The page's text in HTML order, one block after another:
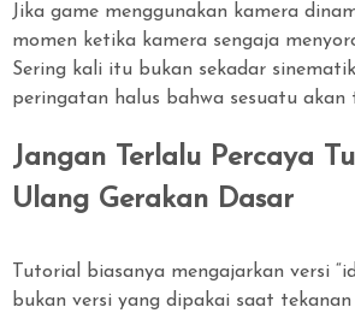
Jika game menggunakan kamera
momen ketika kamera sengaja
Sering kali itu bukan sekadar
peringatan halus bahwa sesuatu akan
Jangan Terlalu Percaya
Ulang Gerakan Dasar
Tutorial biasanya mengajarkan versi
bukan versi yang dipakai saat